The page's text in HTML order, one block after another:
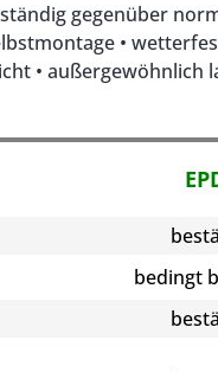
gegenüber
•
•
bedingt